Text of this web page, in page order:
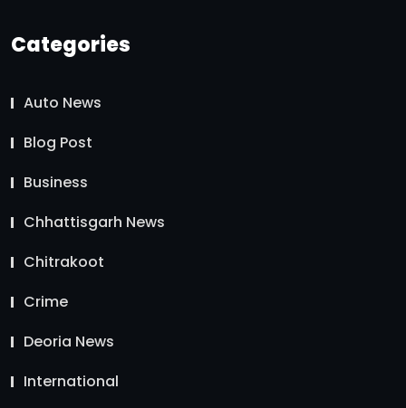
Categories
Auto News
Blog Post
Business
Chhattisgarh News
Chitrakoot
Crime
Deoria News
International